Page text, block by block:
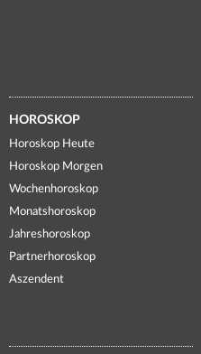
HOROSKOP
Horoskop Heute
Horoskop Morgen
Wochenhoroskop
Monatshoroskop
Jahreshoroskop
Partnerhoroskop
Aszendent